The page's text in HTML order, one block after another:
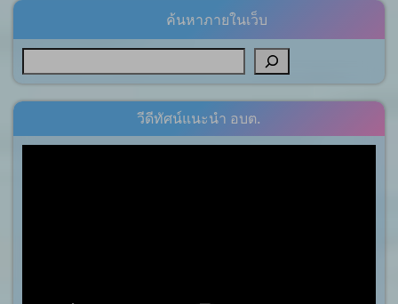
ค้นหาภายในเว็บ
วีดีทัศน์แนะนำ อบต.